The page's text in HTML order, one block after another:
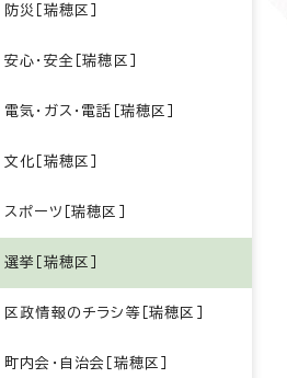
防災［瑞穂区］
安心・安全［瑞穂区］
電気・ガス・電話［瑞穂区］
文化［瑞穂区］
スポーツ［瑞穂区］
選挙［瑞穂区］
区政情報のチラシ等［瑞穂区］
町内会・自治会［瑞穂区］